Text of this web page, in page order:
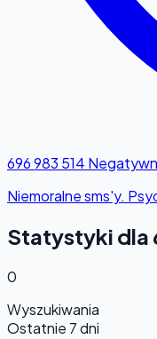
696 983 514
Niemoralne sms'y.
Statystyki dla
0
Wyszukiwania
Ostatnie 7 dni